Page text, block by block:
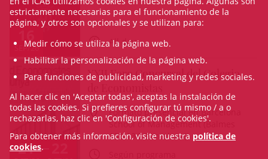
SEP/26
All day
21
XXII Foro Concursal del Colegio
Formato presencial en Barcelona
School of Management (Balmes
132-134, Barcelona)
estrictamente necesarias para el funcionamiento de la
página, y otros son opcionales y se utilizan para:
Medir cómo se utiliza la página web.
Habilitar la personalización de la página web.
Para funciones de publicidad, marketing y redes sociales.
Al hacer clic en 'Aceptar todas', aceptas la instalación de
todas las cookies. Si prefieres configurar tú mismo / a o
rechazarlas, haz clic en 'Configuración de cookies'.
Para obtener más información, visite nuestra política de
cookies.